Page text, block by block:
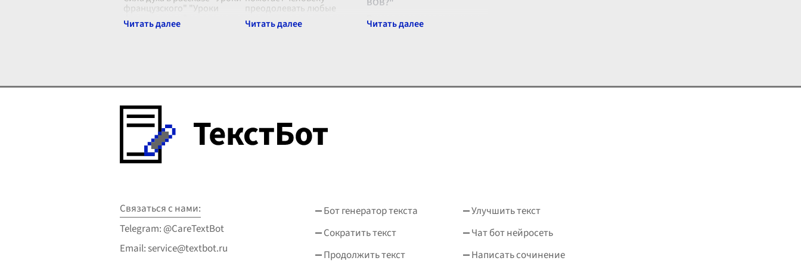
французского" "Уроки
французского" являются не
просто повествованием о
преодолевать любые
жизненные трудности и
невзгоды. Это внутренний
В чем проявился героизм и
мужество защитников
и героических с...
Связаться с нами:
Telegram: @CareTextBot
Email: service@textbot.ru
Бот генератор текста
Улучшить текст
Сократить текст
Чат бот нейросеть
Продолжить текст
Написать сочинение